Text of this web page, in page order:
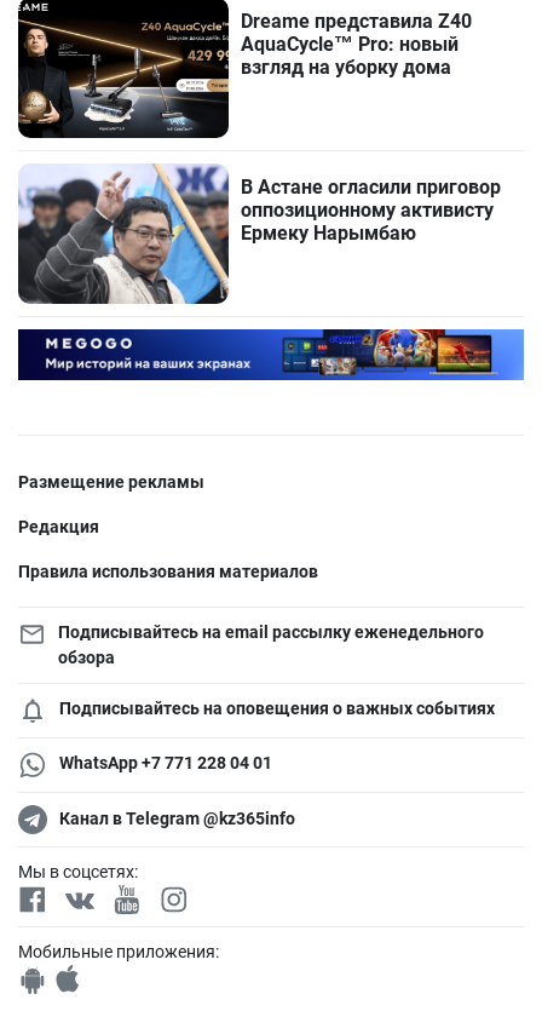
Dreame представила Z40
AquaCycle™ Pro: новый
взгляд на уборку дома
В Астане огласили приговор
оппозиционному активисту
Ермеку Нарымбаю
Размещение рекламы
Редакция
Правила использования материалов
Подписывайтесь на email рассылку еженедельного
обзора
Подписывайтесь на оповещения о важных событиях
WhatsApp +7 771 228 04 01
Канал в Telegram @kz365info
Мы в соцсетях:
Мобильные приложения: